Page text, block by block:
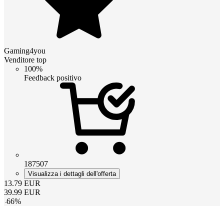
Gaming4you
Venditore top
100%
Feedback positivo
187507
Visualizza i dettagli dell'offerta
13.79 EUR
39.99 EUR
-66%